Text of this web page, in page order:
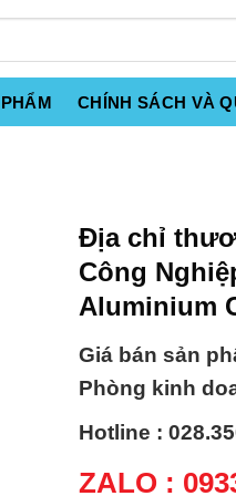
CHÍNH SÁCH VÀ
Địa chỉ
Công
Aluminium
Giá bán sản
Phòng kinh
Hotline :
ZALO :